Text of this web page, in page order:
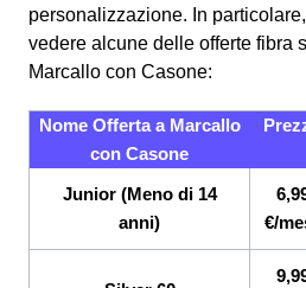
personalizzazione. In
vedere alcune delle offerte fibra
Marcallo con Casone:
Nome Offerta a Marcallo
con Casone
Junior (Meno di 14
anni)
€/